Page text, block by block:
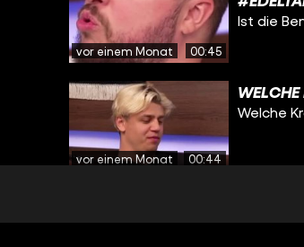
vor einem Monat 00:45
Ist die
vor einem Monat 00:44
Welche
Ein